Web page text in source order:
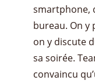
smartphone,
bureau. On y
on y discute
sa soirée.
convaincu